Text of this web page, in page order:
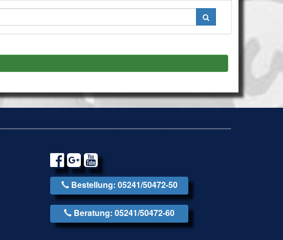
Bestellung: 05241/50472-50
Beratung: 05241/50472-60